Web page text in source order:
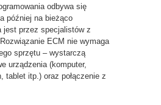
odbywa się
później na bieżąco
jest przez specjalistów z
ECM nie wymaga
sprzętu – wystarczą
urządzenia (komputer,
tablet itp.) oraz połączenie z